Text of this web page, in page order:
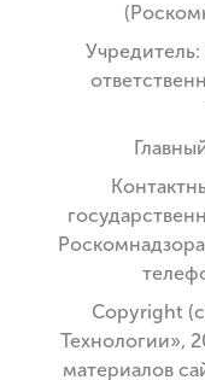
Copyright
Технологии»,
материалов